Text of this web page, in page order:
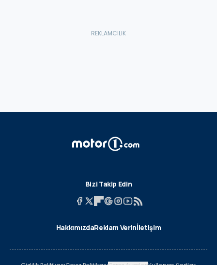
Bizi Takip Edin
HakkımızdaReklam Verinİletişim